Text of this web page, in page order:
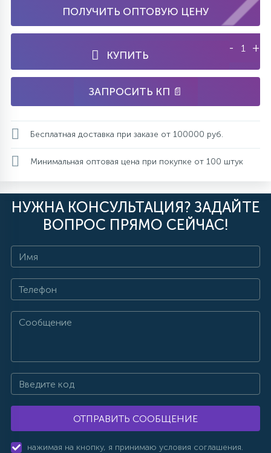
ПОЛУЧИТЬ ОПТОВУЮ ЦЕНУ
КУПИТЬ
- +
ЗАПРОСИТЬ КП 📄
Бесплатная доставка при заказе от 100000 руб.
Минимальная оптовая цена при покупке от 100 штук
НУЖНА КОНСУЛЬТАЦИЯ? ЗАДАЙТЕ
ВОПРОС ПРЯМО СЕЙЧАС!
ОТПРАВИТЬ СООБЩЕНИЕ
нажимая на кнопку, я принимаю условия соглашения.